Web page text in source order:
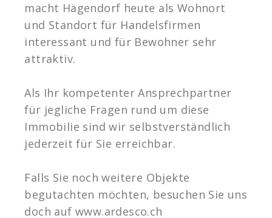
macht Hägendorf heute als Wohnort
und Standort für Handelsfirmen
interessant und für Bewohner sehr
attraktiv.
Als Ihr kompetenter Ansprechpartner
für jegliche Fragen rund um diese
Immobilie sind wir selbstverständlich
jederzeit für Sie erreichbar.
Falls Sie noch weitere Objekte
begutachten möchten, besuchen Sie uns
doch auf www.ardesco.ch